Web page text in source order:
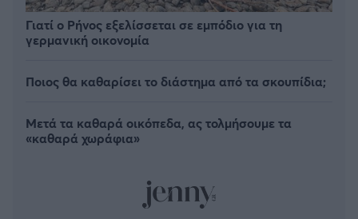
Γιατί ο Ρήνος εξελίσσεται σε εμπόδιο για τη
γερμανική οικονομία
Ποιος θα καθαρίσει το διάστημα από τα σκουπίδια;
Μετά τα καθαρά οικόπεδα, ας τολμήσουμε τα
«καθαρά χωράφια»